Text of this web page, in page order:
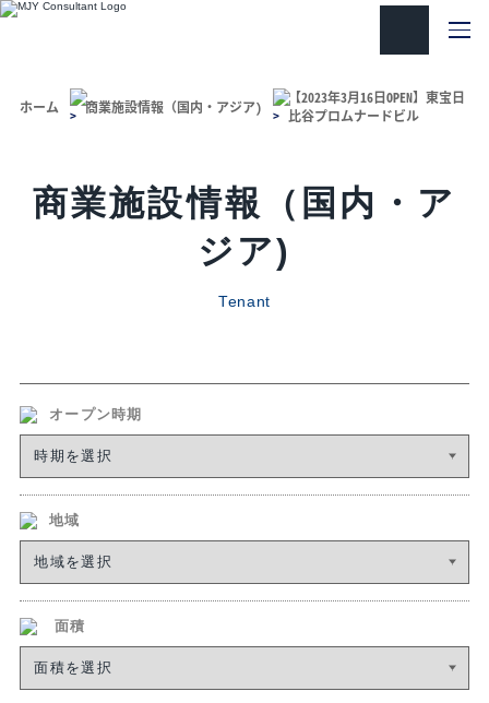
ホーム 商業施設情報（国内・アジア)
【2023年3月16日OPEN】東宝日
比谷プロムナードビル
商業施設情報（国内・ア
ジア)
Tenant
オープン時期
地域
面積